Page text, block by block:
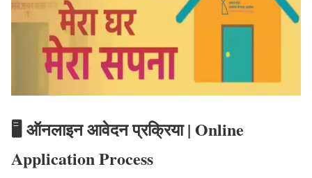
🖥️ ऑनलाइन आवेदन प्रक्रिया | Online
Application Process